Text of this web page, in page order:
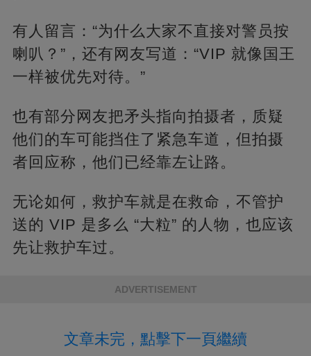
有人留言：“为什么大家不直接对警员按
喇叭？”，还有网友写道：“VIP 就像国王
一样被优先对待。”
也有部分网友把矛头指向拍摄者，质疑
他们的车可能挡住了紧急车道，但拍摄
者回应称，他们已经靠左让路。
无论如何，救护车就是在救命，不管护
送的 VIP 是多么 “大粒” 的人物，也应该
先让救护车过。
ADVERTISEMENT
文章未完，點擊下一頁繼續